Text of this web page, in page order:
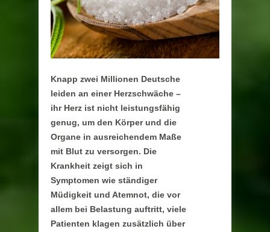
Knapp zwei Millionen Deutsche
leiden an einer Herzschwäche –
ihr Herz ist nicht leistungsfähig
genug, um den Körper und die
Organe in ausreichendem Maße
mit Blut zu versorgen. Die
Krankheit zeigt sich in
Symptomen wie ständiger
Müdigkeit und Atemnot, die vor
allem bei Belastung auftritt, viele
Patienten klagen zusätzlich über